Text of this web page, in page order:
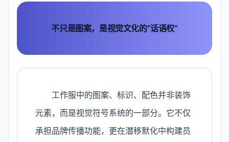
不只是图案，是视觉文化的“话语权”
工作服中的图案、标识、配色并非装饰
元素，而是视觉符号系统的一部分。它不仅
承担品牌传播功能，更在潜移默化中构建员